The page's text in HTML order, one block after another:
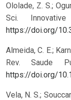
Ololade, Z. S.;
Sci.
https://doi.org/
Almeida, C. E.;
Rev. Saude
https://doi.org/
Vela, N. S.;